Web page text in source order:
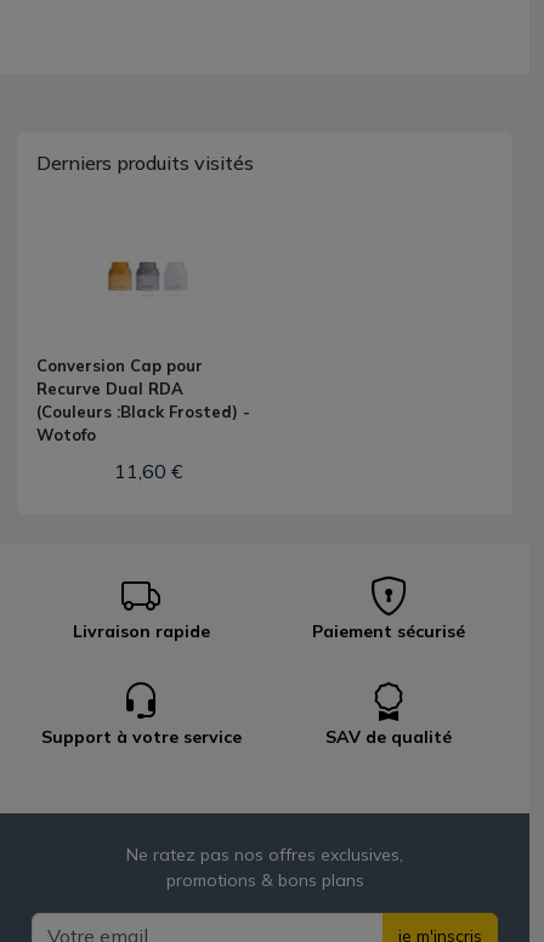
Derniers produits visités
Conversion Cap pour
Recurve Dual RDA
(Couleurs :Black Frosted) -
Wotofo
11,60 €
Livraison rapide Paiement sécurisé
Support à votre service SAV de qualité
Ne ratez pas nos offres exclusives,
promotions & bons plans
je m'inscris